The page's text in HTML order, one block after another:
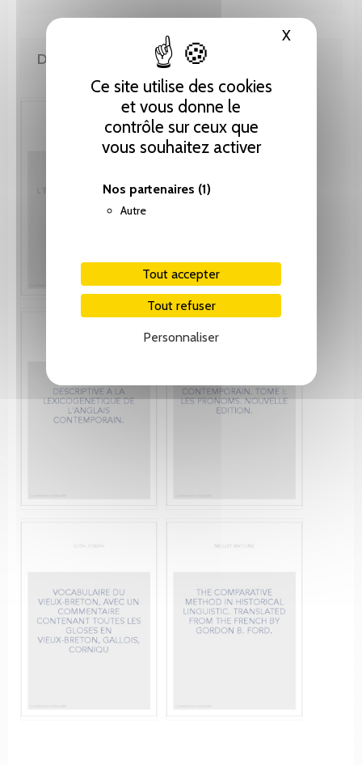
Ce site utilise des cookies
et vous donne le
contrôle sur ceux que
vous souhaitez activer
Nos partenaires (1)
Autre
Tout accepter
Tout refuser
Personnaliser
XMasquer
DE LA MÊME COLLECTION